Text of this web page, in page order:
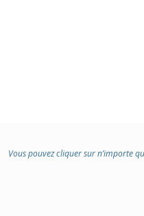
Vous pouvez cliquer sur n’importe